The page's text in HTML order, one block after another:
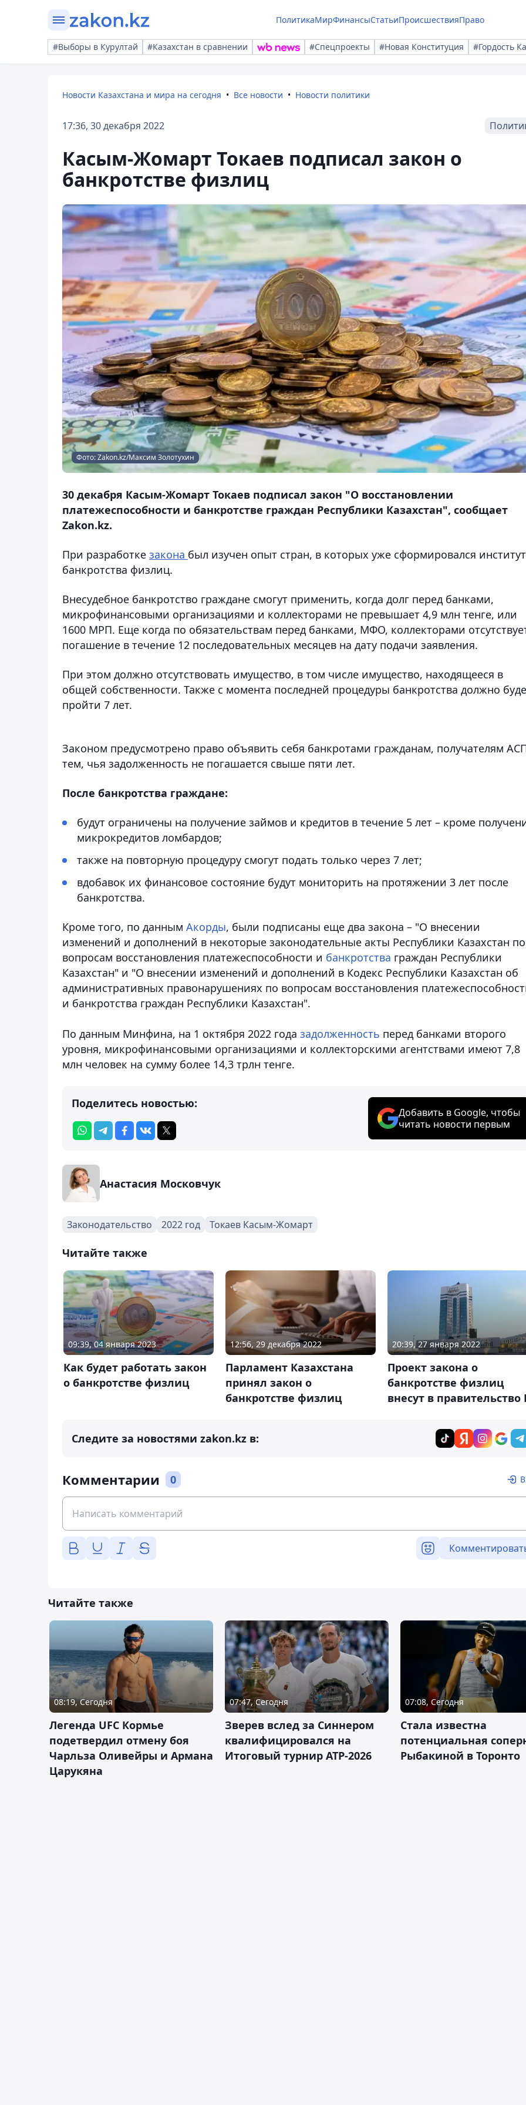
ПолитикаМирФинансыСтатьиПроисшествияПраво
#Выборы в Курултай #Казахстан в сравнении #Спецпроекты #Новая Конституция #Гордость
Новости Казахстана и мира на сегодня Все новости Новости политики
17:36, 30 декабря 2022
Касым-Жомарт Токаев подписал закон о
банкротстве физлиц
Фото: Zakon.kz/Максим Золотухин
30 декабря Касым-Жомарт Токаев подписал закон "О восстановлении
платежеспособности и банкротстве граждан Республики Казахстан", сообщает
Zakon.kz.
При разработке закона был изучен опыт стран, в которых уже сформировался институт
банкротства физлиц.
Внесудебное банкротство граждане смогут применить, когда долг перед банками,
микрофинансовыми организациями и коллекторами не превышает 4,9 млн тенге, или
1600 МРП. Еще когда по обязательствам перед банками, МФО, коллекторами
погашение в течение 12 последовательных месяцев на дату подачи заявления.
При этом должно отсутствовать имущество, в том числе имущество, находящееся в
общей собственности. Также с момента последней процедуры банкротства должно
пройти 7 лет.
Законом предусмотрено право объявить себя банкротами гражданам, получателям
тем, чья задолженность не погашается свыше пяти лет.
После банкротства граждане:
будут ограничены на получение займов и кредитов в течение 5 лет – кроме
микрокредитов ломбардов;
также на повторную процедуру смогут подать только через 7 лет;
вдобавок их финансовое состояние будут мониторить на протяжении 3 лет после
банкротства.
Кроме того, по данным Акорды, были подписаны еще два закона – "О внесении
изменений и дополнений в некоторые законодательные акты Республики Казахстан по
вопросам восстановления платежеспособности и банкротства граждан Республики
Казахстан" и "О внесении изменений и дополнений в Кодекс Республики Казахстан об
административных правонарушениях по вопросам восстановления
и банкротства граждан Республики Казахстан".
По данным Минфина, на 1 октября 2022 года задолженность перед банками второго
уровня, микрофинансовыми организациями и коллекторскими агентствами имеют 7,8
млн человек на сумму более 14,3 трлн тенге.
Поделитесь новостью:
Добавить в Google, чтобы
читать новости первым
Анастасия Московчук
Законодательство 2022 год Токаев Касым-Жомарт
Читайте также
09:39, 04 января 2023
Как будет работать закон
о банкротстве физлиц
12:56, 29 декабря 2022
Парламент Казахстана
принял закон о
банкротстве физлиц
20:39, 27 января 2022
Проект закона о
банкротстве физлиц
внесут в правительство
Следите за новостями zakon.kz в:
Комментарии 0
Читайте также
08:19, Сегодня
Легенда UFC Кормье
подетвердил отмену боя
Чарльза Оливейры и Армана
Царукяна
07:47, Сегодня
Зверев вслед за Синнером
квалифицировался на
Итоговый турнир ATP-2026
07:08, Сегодня
Cтала известна
потенциальная
Рыбакиной в Торонто